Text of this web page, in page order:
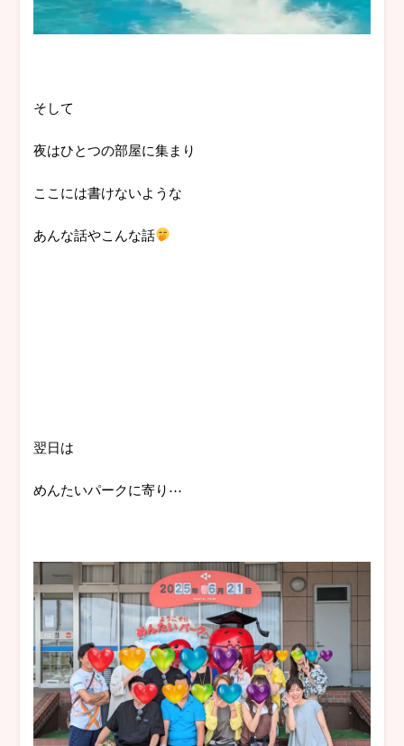
そして
夜はひとつの部屋に集まり
ここには書けないような
あんな話やこんな話
翌日は
めんたいパークに寄り⋯